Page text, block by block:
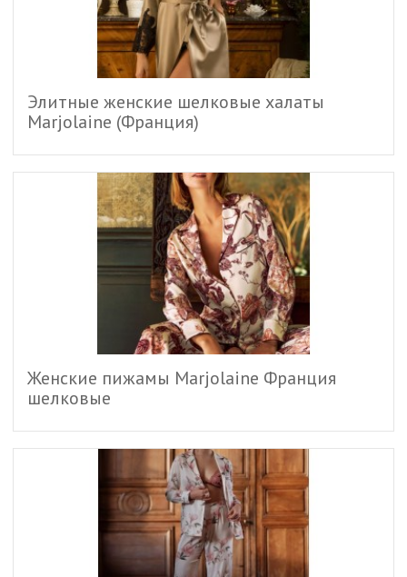
Элитные женские шелковые халаты
Marjolaine (Франция)
Женские пижамы Marjolaine Франция
шелковые